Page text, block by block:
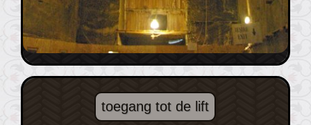
toegang tot de lift